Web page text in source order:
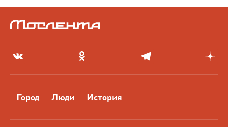
Город Люди История